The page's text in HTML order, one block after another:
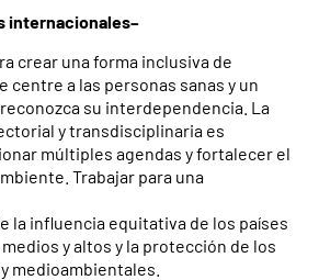
internacionales–
crear una forma inclusiva de
centre a las personas sanas y un
su interdependencia. La
y transdisciplinaria es
múltiples agendas y fortalecer el
Trabajar para una
la influencia equitativa de los países
y altos y la protección de los
medioambientales.